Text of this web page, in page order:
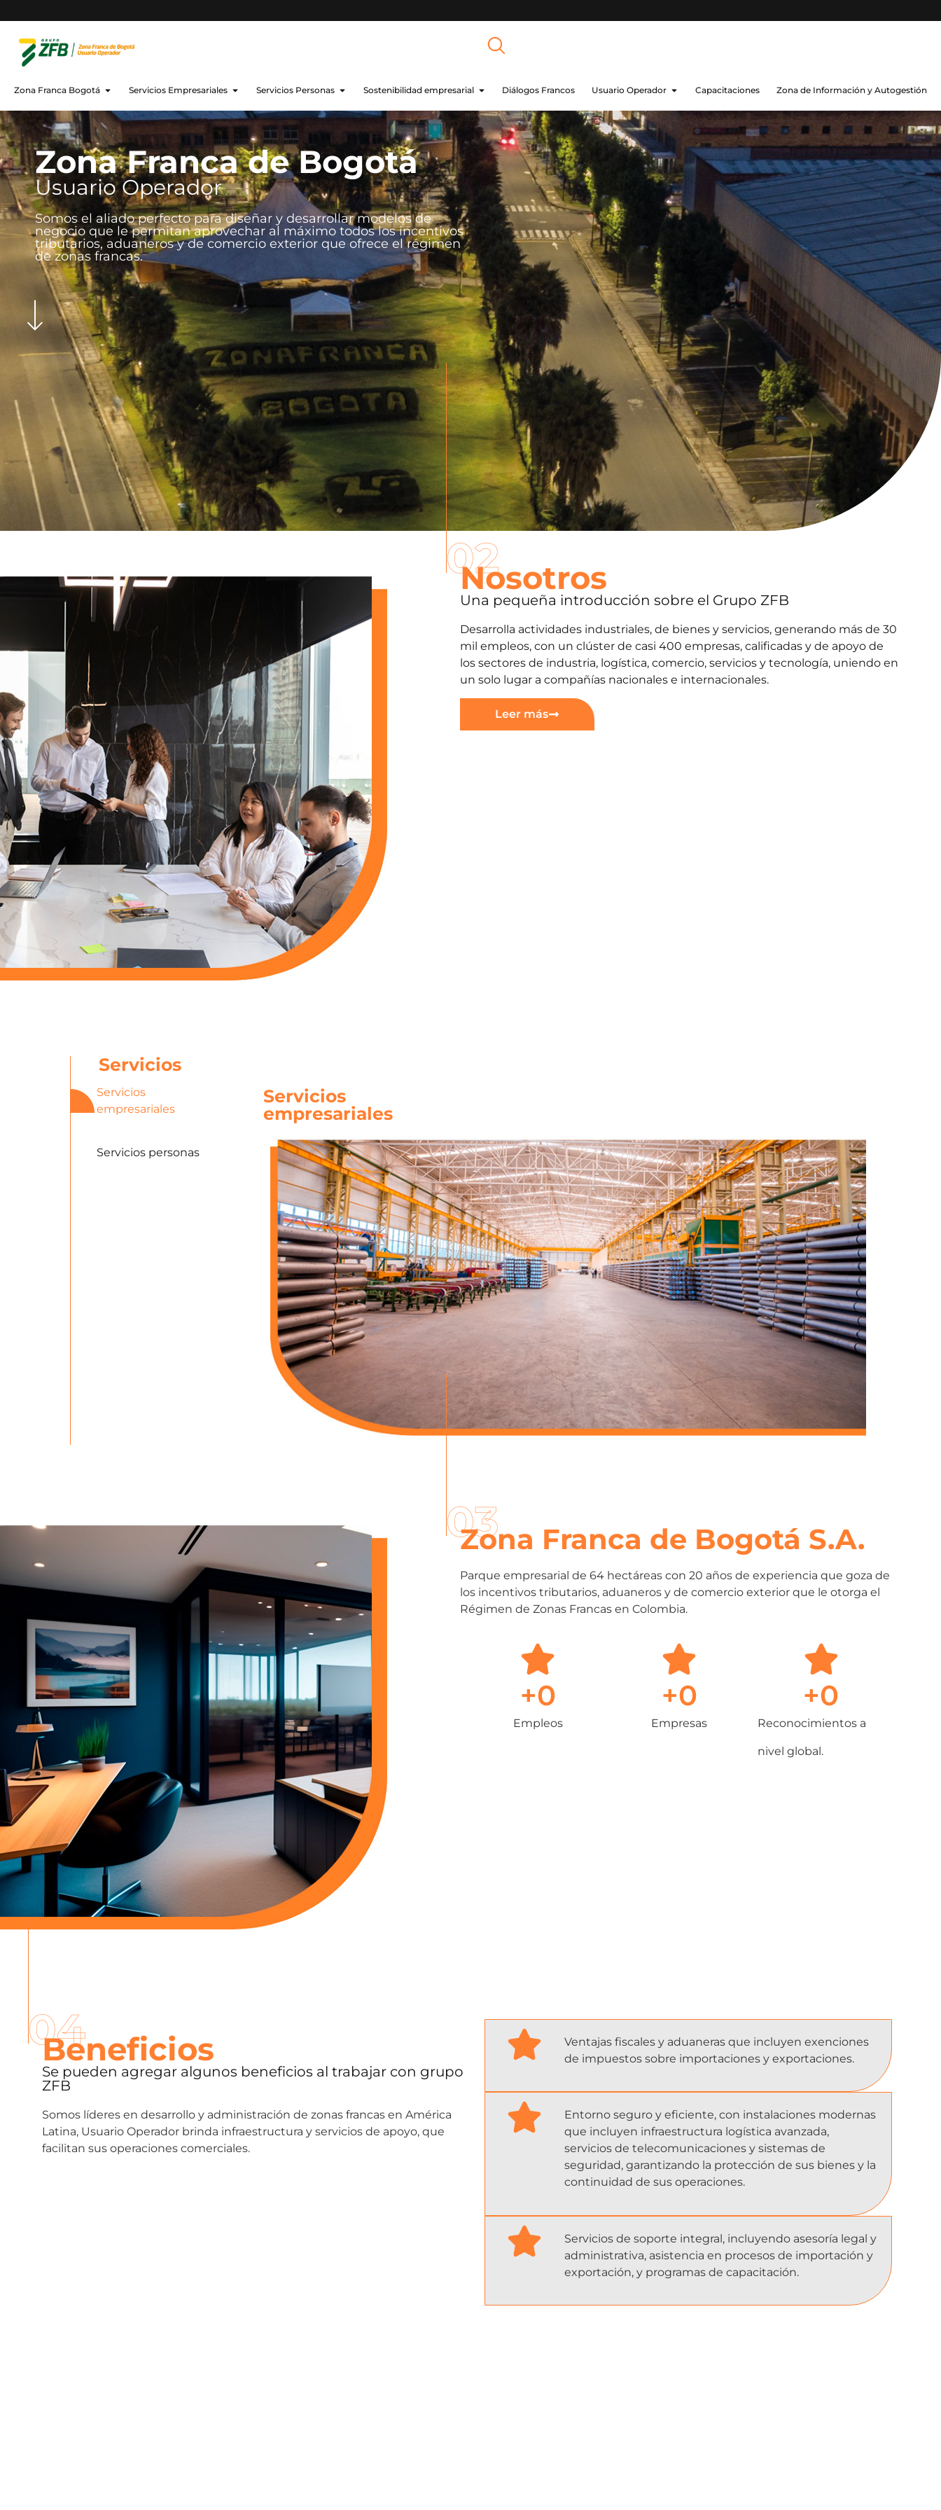
Zona Franca Bogotá Servicios Empresariales Servicios Personas Sostenibilidad empresarial Diálogos Francos Usuario Operador Capacitaciones Zona de Información y Autogestión
Zona Franca de Bogotá
Usuario Operador
Somos el aliado perfecto para diseñar y desarrollar modelos de
negocio que le permitan aprovechar al máximo todos los incentivos
tributarios, aduaneros y de comercio exterior que ofrece el régimen
de zonas francas.
02
Nosotros
Una pequeña introducción sobre el Grupo ZFB
Desarrolla actividades industriales, de bienes y servicios, generando más de 30
mil empleos, con un clúster de casi 400 empresas, calificadas y de apoyo de
los sectores de industria, logística, comercio, servicios y tecnología, uniendo en
un solo lugar a compañías nacionales e internacionales.
Leer más
Servicios
Servicios
empresariales
Servicios personas
Servicios
empresariales
03
Zona Franca de Bogotá S.A.
Parque empresarial de 64 hectáreas con 20 años de experiencia que goza de
los incentivos tributarios, aduaneros y de comercio exterior que le otorga el
Régimen de Zonas Francas en Colombia.
Empleos
+0
Empresas
+0
Reconocimientos a
nivel global.
+0
04
Beneficios
Se pueden agregar algunos beneficios al trabajar con grupo
ZFB
Somos líderes en desarrollo y administración de zonas francas en América
Latina, Usuario Operador brinda infraestructura y servicios de apoyo, que
facilitan sus operaciones comerciales.
Ventajas fiscales y aduaneras que incluyen exenciones
de impuestos sobre importaciones y exportaciones.
Entorno seguro y eficiente, con instalaciones modernas
que incluyen infraestructura logística avanzada,
servicios de telecomunicaciones y sistemas de
seguridad, garantizando la protección de sus bienes y la
continuidad de sus operaciones.
Servicios de soporte integral, incluyendo asesoría legal y
administrativa, asistencia en procesos de importación y
exportación, y programas de capacitación.